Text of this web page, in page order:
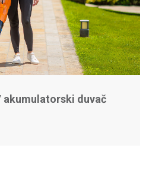
akumulatorski duvač